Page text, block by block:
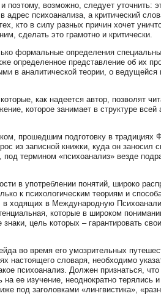
поэтому, возможно, следует уточнить:
адрес психоанализа, а критический
кто в силу разных причин хочет
сделать это грамотно и критически.
формальные определения
определенное представление об их
в аналитической теории, о ведущейся
как надеется автор, позволят
которое занимает в структуре всей
прошедшим подготовку в традициях
из записной книжки, куда он заносил
термином «психоанализ» везде
в употреблении понятий, широко
к психологическим теориям и
в ходящих в Международную
которые в широком
цель которых – гарантировать
во время его умозрительных
настоящего словаря, необходимо
психоанализ. Должен признаться, что
ее изучение, неоднократно терялись
под заголовками «лингвистика»,